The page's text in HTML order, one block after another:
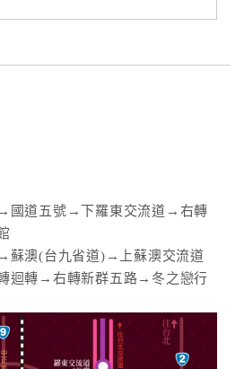
→國道五號→下羅東交流道→右轉
蘇澳(台九省道)→上蘇澳交流道
迴轉→右轉新群五路→冬之戀行